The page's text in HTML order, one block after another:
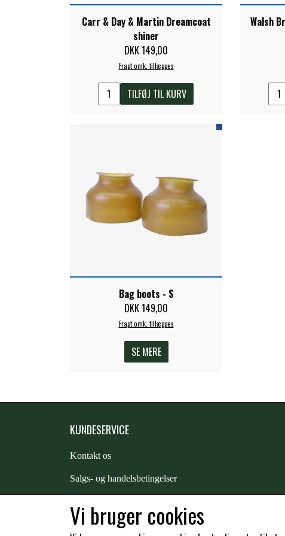
Carr & Day & Martin Dreamcoat
shiner
DKK 149,00
Fragt omk. tillægges
TILFØJ TIL KURV
Walsh
Bag boots - S
DKK 149,00
Fragt omk. tillægges
SE MERE
KUNDESERVICE
Kontakt os
Salgs- og handelsbetingelser
Kunde login
Vi bruger cookies